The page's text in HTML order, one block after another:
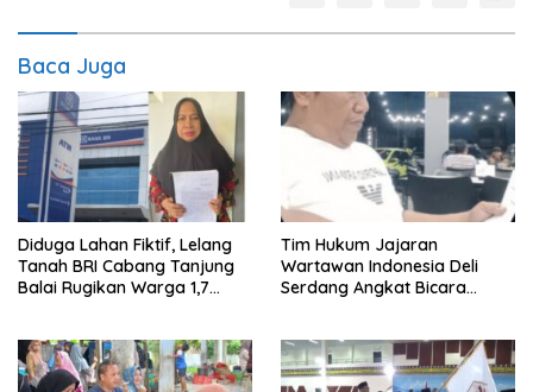
Baca Juga
Diduga Lahan Fiktif, Lelang
Tanah BRI Cabang Tanjung
Balai Rugikan Warga 1,7
Tim Hukum Jajaran
Wartawan Indonesia Deli
Serdang Angkat Bicara